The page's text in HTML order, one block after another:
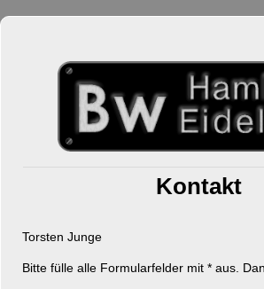
Kontakt
Torsten Junge
Bitte fülle alle Formularfelder mit * aus.